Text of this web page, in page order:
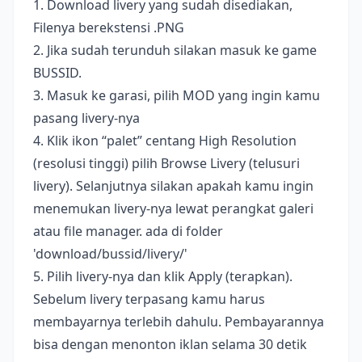
1. Download livery yang sudah disediakan,
Filenya berekstensi .PNG
2. Jika sudah terunduh silakan masuk ke game
BUSSID.
3. Masuk ke garasi, pilih MOD yang ingin kamu
pasang livery-nya
4. Klik ikon “palet” centang High Resolution
(resolusi tinggi) pilih Browse Livery (telusuri
livery). Selanjutnya silakan apakah kamu ingin
menemukan livery-nya lewat perangkat galeri
atau file manager. ada di folder
'download/bussid/livery/'
5. Pilih livery-nya dan klik Apply (terapkan).
Sebelum livery terpasang kamu harus
membayarnya terlebih dahulu. Pembayarannya
bisa dengan menonton iklan selama 30 detik